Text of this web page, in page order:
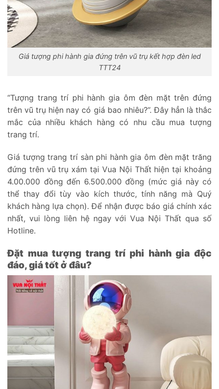
Giá tượng phi hành gia đứng trên vũ trụ kết hợp đèn led
TTT24
“Tượng trang trí phi hành gia ôm đèn mặt trên đứng
trên vũ trụ hiện nay có giá bao nhiêu?”. Đây hẳn là thắc
mắc của nhiều khách hàng có nhu cầu mua tượng
trang trí.
Giá tượng trang trí sàn phi hành gia ôm đèn mặt trăng
đứng trên vũ trụ xám tại Vua Nội Thất hiện tại khoảng
4.00.000 đồng đến 6.500.000 đồng (mức giá này có
thể thay đổi tùy vào kích thước, tính năng mà Quý
khách hàng lựa chọn). Để nhận được báo giá chính xác
nhất, vui lòng liên hệ ngay với Vua Nội Thất qua số
Hotline.
Đặt mua tượng trang trí phi hành gia độc
đáo, giá tốt ở đâu?